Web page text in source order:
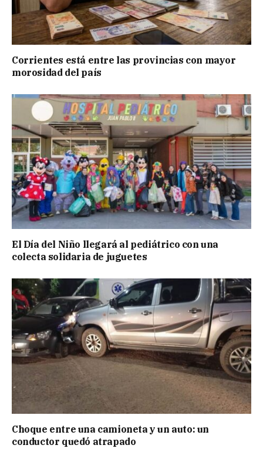
Corrientes está entre las provincias con mayor
morosidad del país
El Día del Niño llegará al pediátrico con una
colecta solidaria de juguetes
Choque entre una camioneta y un auto: un
conductor quedó atrapado